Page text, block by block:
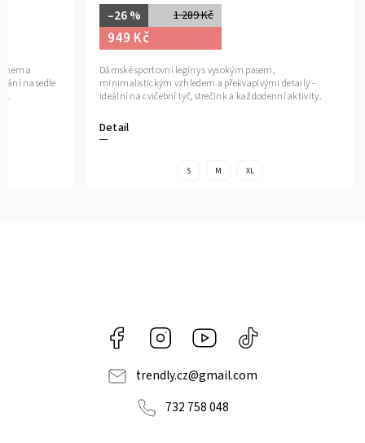
a
na sedle
1 289 Kč
–26 %
949 Kč
Detail
Dámské sportovní legíny s vysokým pasem,
minimalistickým vzhledem a překvapivými detaily –
ideální na cvičební tyč, strečink a každodenní aktivity.
S M XL
Facebook Instagram https://www.youtube.com/
navlnetrendu5284
trendly.cz@gmail.com
732 758 048